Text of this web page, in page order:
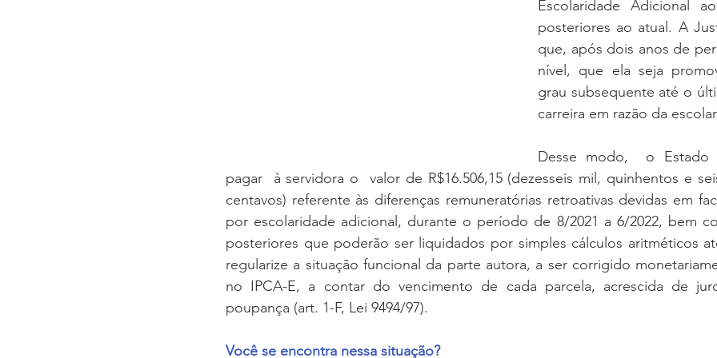
Escolaridade Adicional
posteriores ao atual. A
que, após dois anos de
nível, que ela seja
grau subsequente até o
carreira em razão da
Desse modo,  o
pagar  à servidora o  valor de R$16.506,15 (dezesseis mil, quinhentos e
centavos) referente às diferenças remuneratórias retroativas devidas em
por escolaridade adicional, durante o período de 8/2021 a 6/2022, bem
posteriores que poderão ser liquidados por simples cálculos aritméticos
regularize a situação funcional da parte autora, a ser corrigido
no IPCA-E, a contar do vencimento de cada parcela, acrescida de
poupança (art. 1-F, Lei 9494/97).
Você se encontra nessa situação?